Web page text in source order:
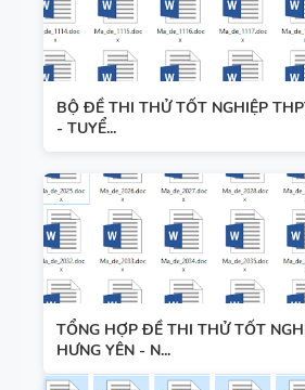
BỘ ĐỀ THI THỬ TỐT NGHIỆP
- TUYỂ...
TỔNG HỢP ĐỀ THI THỬ TỐT
HƯNG YÊN - N...